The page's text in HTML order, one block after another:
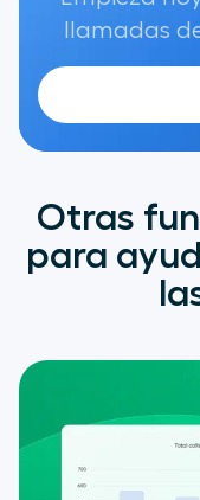
llamadas
Otras
para